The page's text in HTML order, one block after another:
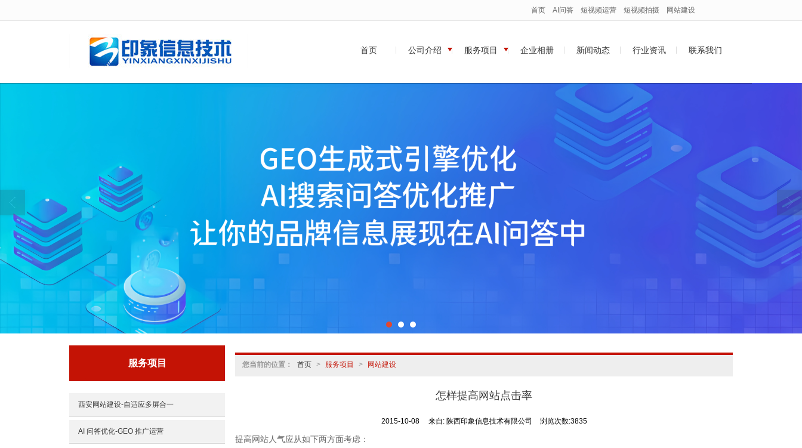
首页 AI问答 短视频运营 短视频拍摄 网站建设
首页 公司介绍 服务项目 企业相册 新闻动态 行业资讯 联系我们
您当前的位置： 首页 > 服务项目 > 网站建设
怎样提高网站点击率
2015-10-08 来自: 陕西印象信息技术有限公司 浏览次数:3835
提高网站人气应从如下两方面考虑：
服务项目
西安网站建设-自适应多屏合一
AI 问答优化-GEO 推广运营